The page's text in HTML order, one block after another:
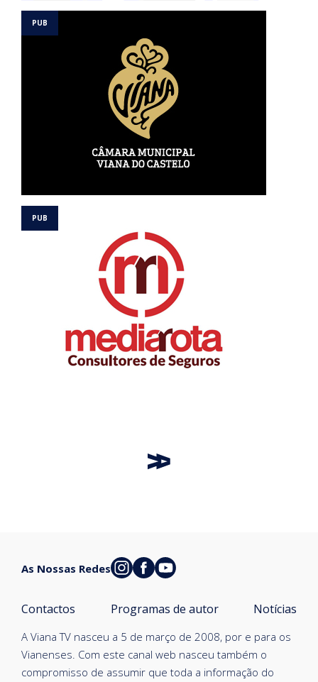
A Viana TV nasceu a 5 de março de 2008, por e para os
Vianenses. Com este canal web nasceu também o
compromisso de assumir que toda a informação do
Contactos Programas de autor Notícias
As Nossas Redes